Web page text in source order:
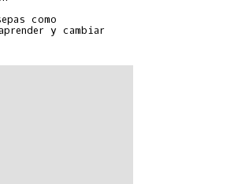
como
y cambiar